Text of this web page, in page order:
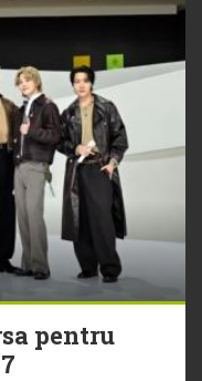
pentru